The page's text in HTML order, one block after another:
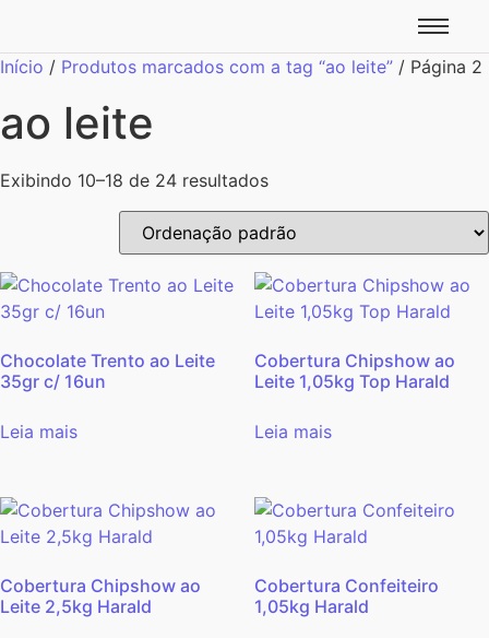
Início / Produtos marcados com a tag “ao leite” / Página 2
ao leite
Exibindo 10–18 de 24 resultados
Chocolate Trento ao Leite
35gr c/ 16un
Leia mais
Cobertura Chipshow ao
Leite 1,05kg Top Harald
Leia mais
Cobertura Chipshow ao
Leite 2,5kg Harald
Cobertura Confeiteiro
1,05kg Harald